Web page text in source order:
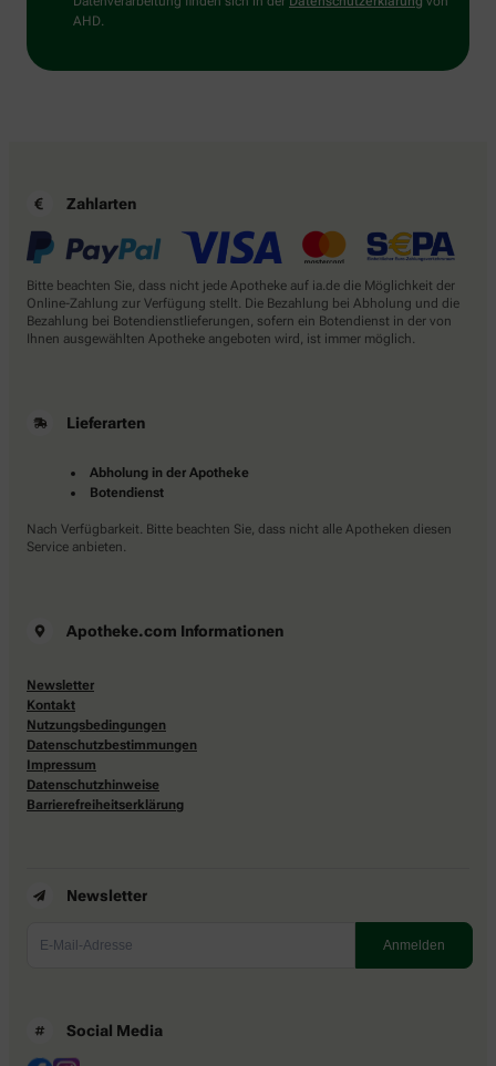
AHD.
Zahlarten
Bitte beachten Sie, dass nicht jede Apotheke auf ia.de die Möglichkeit der
Online-Zahlung zur Verfügung stellt. Die Bezahlung bei Abholung und die
Bezahlung bei Botendienstlieferungen, sofern ein Botendienst in der von
Ihnen ausgewählten Apotheke angeboten wird, ist immer möglich.
Lieferarten
Abholung in der Apotheke
Botendienst
Nach Verfügbarkeit. Bitte beachten Sie, dass nicht alle Apotheken diesen
Service anbieten.
Apotheke.com Informationen
Newsletter
Kontakt
Nutzungsbedingungen
Datenschutzbestimmungen
Impressum
Datenschutzhinweise
Barrierefreiheitserklärung
Newsletter
Social Media